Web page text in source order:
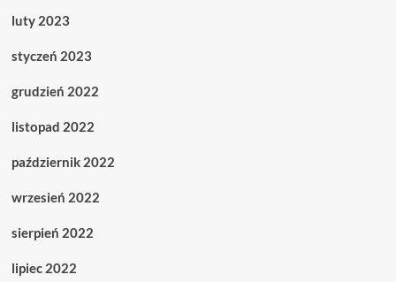
luty 2023
styczeń 2023
grudzień 2022
listopad 2022
październik 2022
wrzesień 2022
sierpień 2022
lipiec 2022